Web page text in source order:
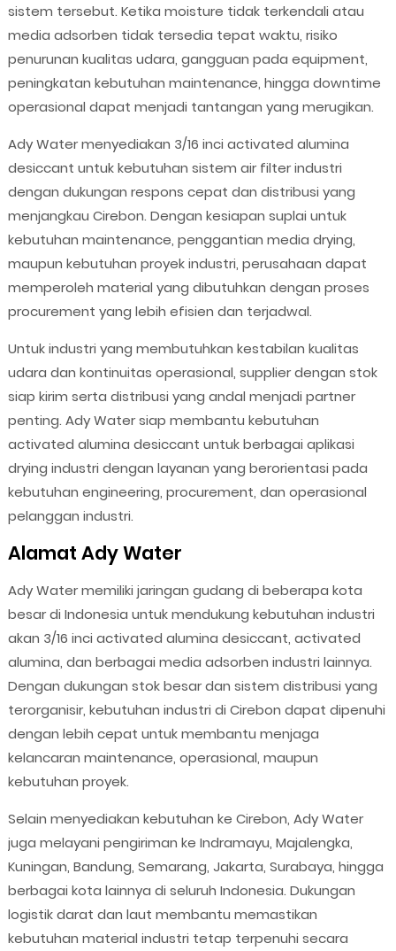
sistem tersebut. Ketika moisture tidak terkendali atau
media adsorben tidak tersedia tepat waktu, risiko
penurunan kualitas udara, gangguan pada equipment,
peningkatan kebutuhan maintenance, hingga downtime
operasional dapat menjadi tantangan yang merugikan.
Ady Water menyediakan 3/16 inci activated alumina
desiccant untuk kebutuhan sistem air filter industri
dengan dukungan respons cepat dan distribusi yang
menjangkau Cirebon. Dengan kesiapan suplai untuk
kebutuhan maintenance, penggantian media drying,
maupun kebutuhan proyek industri, perusahaan dapat
memperoleh material yang dibutuhkan dengan proses
procurement yang lebih efisien dan terjadwal.
Untuk industri yang membutuhkan kestabilan kualitas
udara dan kontinuitas operasional, supplier dengan stok
siap kirim serta distribusi yang andal menjadi partner
penting. Ady Water siap membantu kebutuhan
activated alumina desiccant untuk berbagai aplikasi
drying industri dengan layanan yang berorientasi pada
kebutuhan engineering, procurement, dan operasional
pelanggan industri.
Alamat Ady Water
Ady Water memiliki jaringan gudang di beberapa kota
besar di Indonesia untuk mendukung kebutuhan industri
akan 3/16 inci activated alumina desiccant, activated
alumina, dan berbagai media adsorben industri lainnya.
Dengan dukungan stok besar dan sistem distribusi yang
terorganisir, kebutuhan industri di Cirebon dapat dipenuhi
dengan lebih cepat untuk membantu menjaga
kelancaran maintenance, operasional, maupun
kebutuhan proyek.
Selain menyediakan kebutuhan ke Cirebon, Ady Water
juga melayani pengiriman ke Indramayu, Majalengka,
Kuningan, Bandung, Semarang, Jakarta, Surabaya, hingga
berbagai kota lainnya di seluruh Indonesia. Dukungan
logistik darat dan laut membantu memastikan
kebutuhan material industri tetap terpenuhi secara